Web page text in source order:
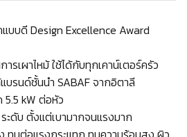
บบดี Design Excellence Award
ารเผาไหม้ ใช้ได้กับทุกเคาน์เตอร์ครัว
บรนด์ชั้นนำ SABAF จากอิตาลี
5.5 kW ต่อหัว
ะดับ ตั้งแต่เบามากจนแรงมาก